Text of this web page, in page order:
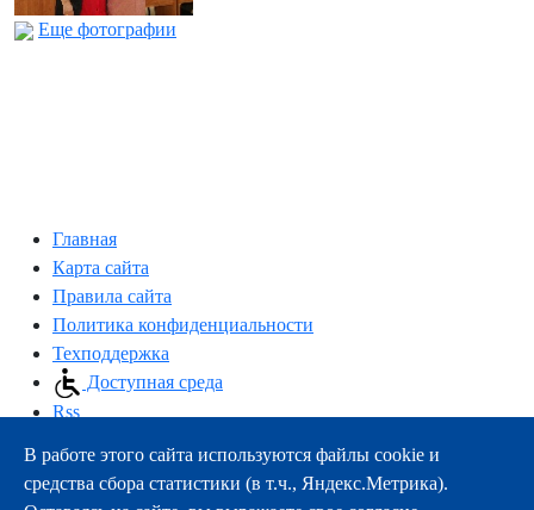
Еще фотографии
Главная
Карта сайта
Правила сайта
Политика конфиденциальности
Техподдержка
Доступная среда
Rss
163000, г.Архангельск, пр-т Троицкий, 51
тел.:+7 (8182) 21-11-63
В работе этого сайта используются файлы cookie и
средства сбора статистики (в т.ч., Яндекс.Метрика).